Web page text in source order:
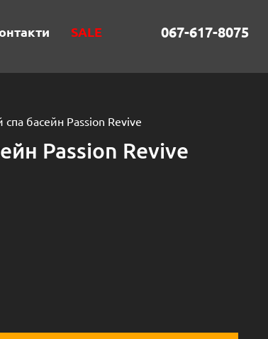
SALE 067-617-8075
басейн Passion Revive
Passion Revive